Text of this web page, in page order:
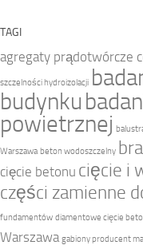
TAGI
agregaty prądotwórcze
szczelności hydroizolacji
budynku
powietrznej
Warszawa beton wodoszczelny
cięcie betonu cięcie i
części zamienne
fundamentów diamentowe cięcie
Warszawa gabiony producent